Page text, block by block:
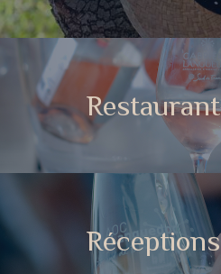
Restaurant
Réceptions